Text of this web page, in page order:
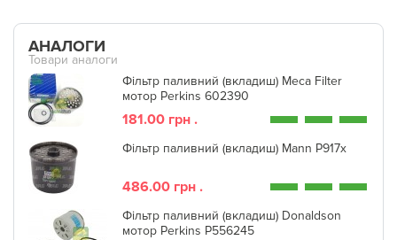
АНАЛОГИ
Товари аналоги
Фільтр паливний (вкладиш) Meca Filter
мотор Perkins 602390
181.00 грн .
Фільтр паливний (вкладиш) Mann P917x
486.00 грн .
Фільтр паливний (вкладиш) Donaldson
мотор Perkins P556245